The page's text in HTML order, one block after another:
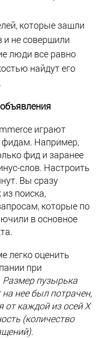
которые зашли
и не совершили
люди все равно
найдут его
играют
Например,
фид и заранее
слов. Настроить
Вы сразу
поиска,
которые по
в основное
легко оценить
при
Размер пузырька
нее был потрачен,
от каждой из осей X
(количество